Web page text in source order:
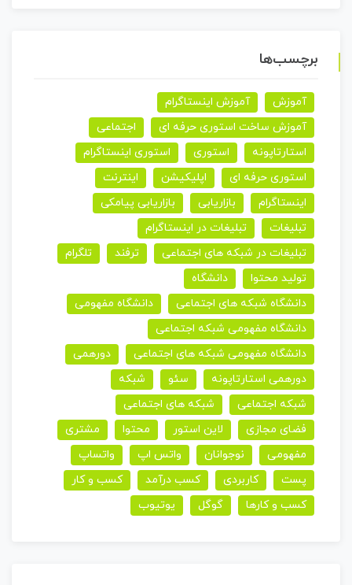
برچسب‌ها
آموزش
آموزش اینستاگرام
آموزش ساخت استوری حرفه ای
اجتماعی
استارتاپونه
استوری
استوری اینستاگرام
استوری حرفه ای
اپلیکیشن
اینترنت
اینستاگرام
بازاریابی
بازاریابی پیامکی
تبلیغات
تبلیغات در اینستاگرام
تبلیغات در شبکه های اجتماعی
ترفند
تلگرام
تولید محتوا
دانشگاه
دانشگاه شبکه های اجتماعی
دانشگاه مفهومی
دانشگاه مفهومی شبکه اجتماعی
دانشگاه مفهومی شبکه های اجتماعی
دورهمی
دورهمی استارتاپونه
سئو
شبکه
شبکه اجتماعی
شبکه های اجتماعی
فضای مجازی
لاین استور محتوا
مشتری
مفهومی
نوجوانان واتس اپ
واتساپ
پست
کاربردی کسب درآمد
کسب و کار
کسب و کارها
گوگل یوتیوب